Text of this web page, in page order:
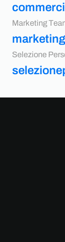
Marketing
Selezione